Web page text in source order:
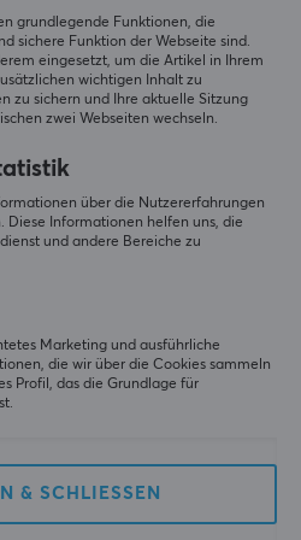
Mit ihrem großen
die Möglichkeit, Produkte in
erforschen, zu entwickeln
Sie nach einem Produkt
Richtige für Sie.
100%
0%
0%
Käufer
grundlegende Funktionen, die
sichere Funktion der Webseite sind.
eingesetzt, um die Artikel in Ihrem
wichtigen Inhalt zu
zu sichern und Ihre aktuelle Sitzung
zwei Webseiten wechseln.
über die Nutzererfahrungen
Diese Informationen helfen uns, die
und andere Bereiche zu
Marketing und ausführliche
die wir über die Cookies sammeln
Profil, das die Grundlage für
& SCHLIESSEN